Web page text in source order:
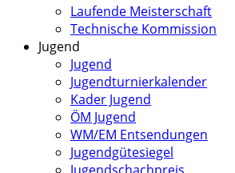
Laufende Meisterschaft
Technische Kommission
Jugend
Jugend
Jugendturnierkalender
Kader Jugend
ÖM Jugend
WM/EM Entsendungen
Jugendgütesiegel